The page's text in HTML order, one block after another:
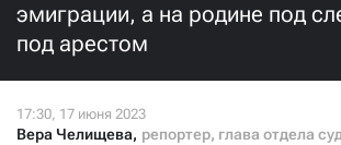
эмиграции, а на родине под
под арестом
Вера Челищева, репортер, глава отдела
500